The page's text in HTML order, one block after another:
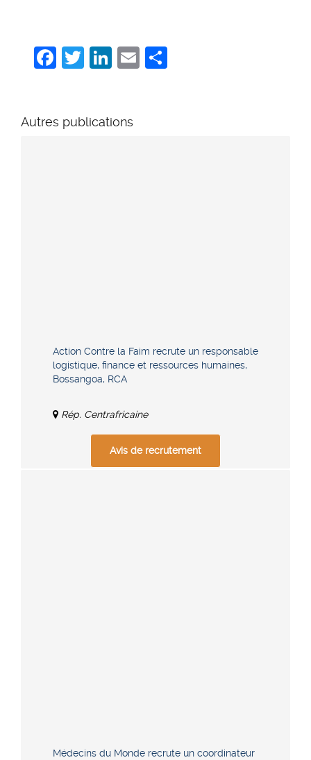
Facebook
Twitter
LinkedIn
Email
Autres publications
Action Contre la Faim recrute un responsable
logistique, finance et ressources humaines,
Bossangoa, RCA
Rép. Centrafricaine
Avis de recrutement
Médecins du Monde recrute un coordinateur